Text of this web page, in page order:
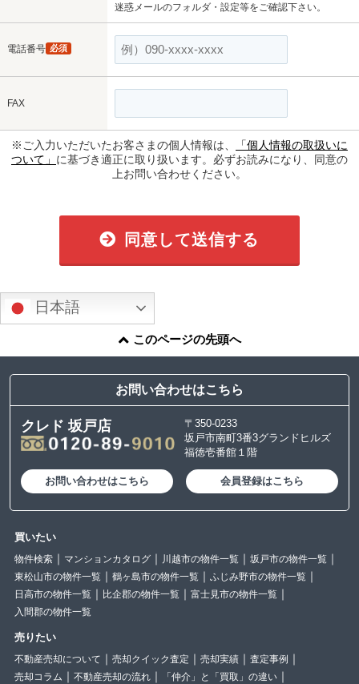
迷惑メールのフォルダ・設定等をご確認下さい。
電話番号 必須
FAX
※ご入力いただいたお客さまの個人情報は、
「個人情報の取扱いに
ついて」 に基づき適正に取り扱います。必ずお読みになり、同意の
上お問い合わせください。
同意して送信する
日本語
このページの先頭へ
お問い合わせはこちら
クレド 坂戸店
〒350-0233
坂戸市南町3番3グランドヒルズ
福徳壱番館１階
お問い合わせはこちら 会員登録はこちら
買いたい
物件検索 マンションカタログ 川越市の物件一覧
坂戸市の物件一覧
東松山市の物件一覧
鶴ヶ島市の物件一覧
ふじみ野市の物件一覧
日高市の物件一覧
比企郡の物件一覧
富士見市の物件一覧
入間郡の物件一覧
売りたい
不動産売却について 売却クイック査定 売却実績
査定事例
売却コラム
不動産売却の流れ
「仲介」と「買取」の違い